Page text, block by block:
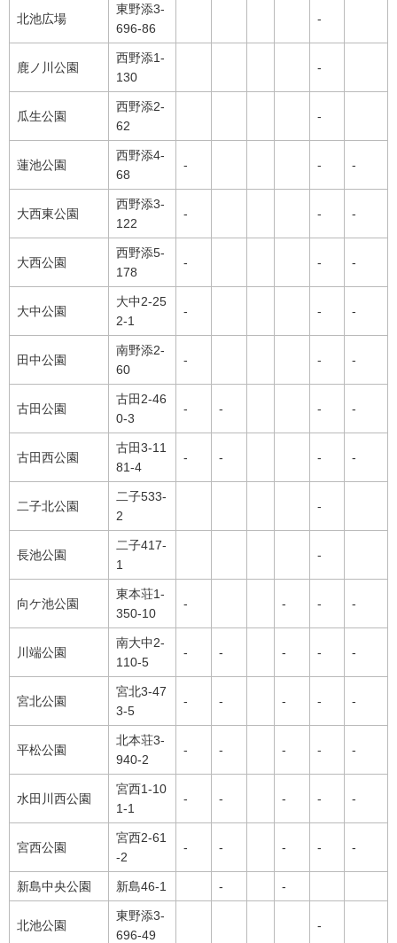
北池広場
東野添3-
696-86
-
鹿ノ川公園
西野添1-
130
-
瓜生公園
西野添2-
62
-
蓮池公園
西野添4-
68
- - -
大西東公園
西野添3-
122
- - -
大西公園
西野添5-
178
- - -
大中公園
大中2-25
2-1
- - -
田中公園
南野添2-
60
- - -
古田公園
古田2-46
0-3
- - - -
古田西公園
古田3-11
81-4
- - - -
二子北公園
二子533-
2
-
長池公園
二子417-
1
-
向ケ池公園
東本荘1-
350-10
- - - -
川端公園
南大中2-
110-5
- - - - -
宮北公園
宮北3-47
3-5
- - - - -
平松公園
北本荘3-
940-2
- - - - -
水田川西公園
宮西1-10
1-1
- - - - -
宮西公園
宮西2-61
-2
- - - - -
新島中央公園 新島46-1 - -
北池公園
東野添3-
696-49
-